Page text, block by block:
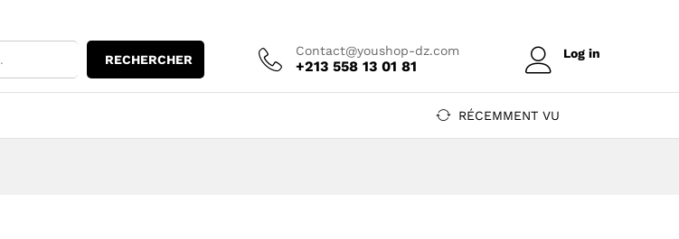
RECHERCHER
Contact@youshop-dz.com
+213 558 13 01 81
Log in
RÉCEMMENT VU